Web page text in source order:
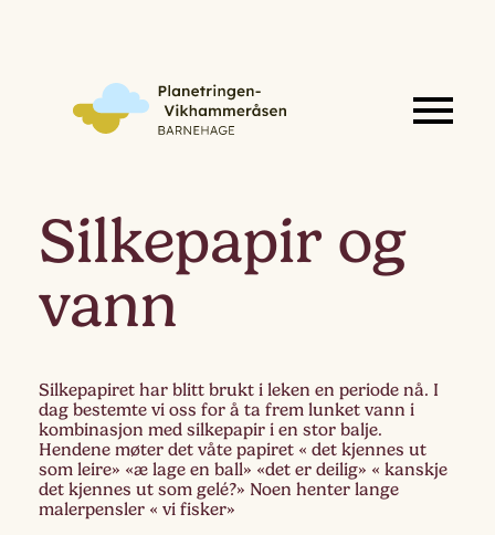
Silkepapir og
vann
Silkepapiret har blitt brukt i leken en periode nå. I
dag bestemte vi oss for å ta frem lunket vann i
kombinasjon med silkepapir i en stor balje.
Hendene møter det våte papiret « det kjennes ut
som leire» «æ lage en ball» «det er deilig» « kanskje
det kjennes ut som gelé?» Noen henter lange
malerpensler « vi fisker»